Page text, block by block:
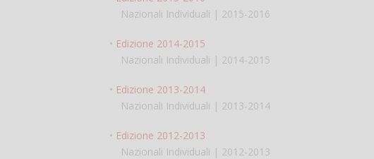
Nazionali Individuali | 2015-2016
• Edizione 2014-2015
Nazionali Individuali | 2014-2015
• Edizione 2013-2014
Nazionali Individuali | 2013-2014
• Edizione 2012-2013
Nazionali Individuali | 2012-2013